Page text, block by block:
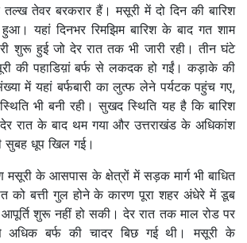
तेवर बरकरार हैं। मसूरी में दो दिन की बारिश
हुआ। यहां दिनभर रिमझिम बारिश के बाद गत शाम
शुरू हुई जो देर रात तक भी जारी रही। तीन घंटे
की पहाडिय़ां बर्फ से लकदक हो गईं। कड़ाके की
में यहां बर्फबारी का लुत्फ लेने पर्यटक पहुंच गए,
भी बनी रही। सुखद स्थिति यह है कि बारिश
देर रात के बाद थम गया और उत्तराखंड के अधिकांश
सुबह धूप खिल गई।
मसूरी के आसपास के क्षेत्रों में सड़क मार्ग भी बाधित
को बत्ती गुल होने के कारण पूरा शहर अंधेरे में डूब
शुरू नहीं हो सकी। देर रात तक माल रोड पर
बर्फ की चादर बिछ गई थी। मसूरी के